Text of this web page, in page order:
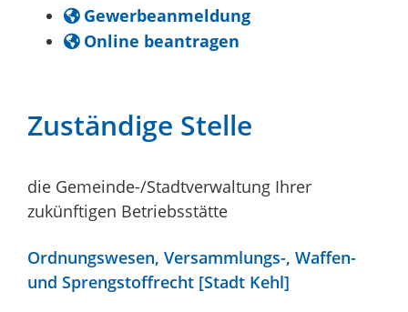
Gewerbeanmeldung
Online beantragen
Zuständige Stelle
die Gemeinde-/Stadtverwaltung Ihrer
zukünftigen Betriebsstätte
Ordnungswesen, Versammlungs-, Waffen-
und Sprengstoffrecht [Stadt Kehl]